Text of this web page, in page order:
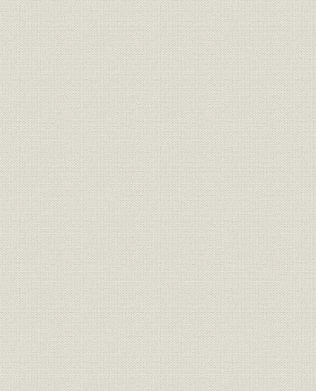
雨降って地固まる
3社の外信復帰
5. 菅生事件のスクープ
典型的な謀略
6. ラジオ・テレビ局発足
花盛りの民放
共同テレビの失敗
7. 松方時代の終息
編集綱領を制定
協調路線が破たん
8. 漢字テレタイプの導入
文字電送に決別
9. 対外発信が本格化
英文モールス放送